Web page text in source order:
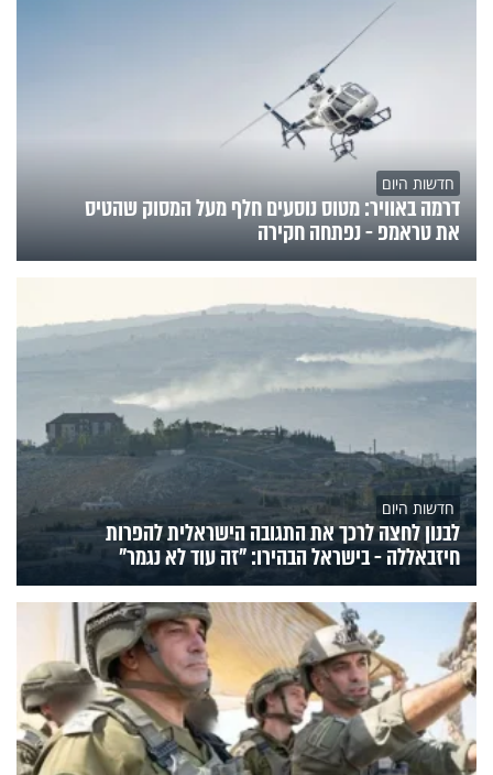
חדשות היום
דרמה באוויר: מטוס נוסעים חלף מעל המסוק שהטיס
את טראמפ - נפתחה חקירה
חדשות היום
לבנון לחצה לרכך את התגובה הישראלית להפרות
חיזבאללה - בישראל הבהירו: "זה עוד לא נגמר"